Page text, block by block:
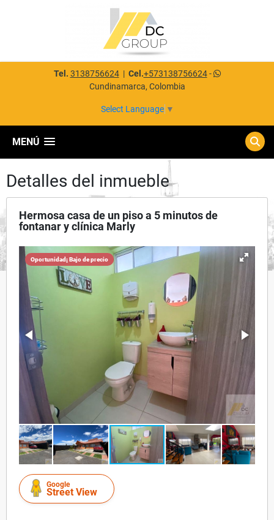
Tel. 3138756624| Cel.+573138756624-
Cundinamarca, Colombia
Select Language ▼
MENÚ
Detalles del inmueble
Hermosa casa de un piso a 5 minutos de
fontanar y clínica Marly
Oportunidad¡ Bajo de precio
Google
Street View